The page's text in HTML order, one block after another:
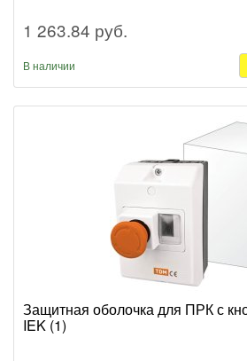
1 263.84 руб.
В наличии
Защитная оболочка для ПРК с
IEK (1)